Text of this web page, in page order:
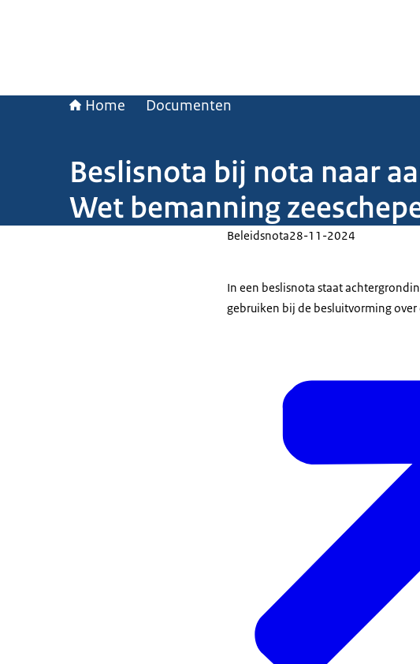
Home Documenten
Beslisnota bij nota naar
Wet bemanning
Beleidsnota28-11-2024
In een beslisnota staat
gebruiken bij de besluitvorming over